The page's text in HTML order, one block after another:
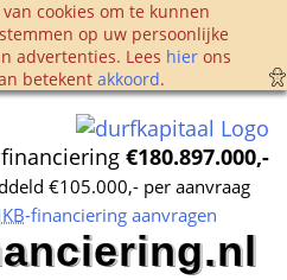
cookies om te kunnen
op uw persoonlijke
advertenties. Lees hier ons
betekent akkoord.
€180.897.000,-
€105.000,- per aanvraag
-financiering aanvragen